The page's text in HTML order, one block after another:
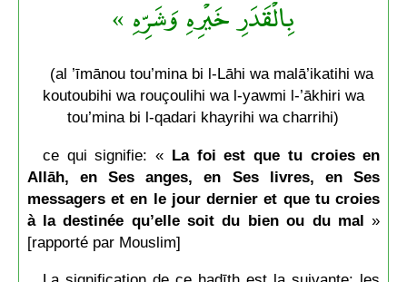
بِالْقَدَرِ خَيْرِهِ وَشَرِّهِ »
(al ’īmānou tou’mina bi l-Lāhi wa malā’ikatihi wa
koutoubihi wa rouçoulihi wa l-yawmi l-’ākhiri wa
tou’mina bi l-qadari khayrihi wa charrihi)
ce qui signifie: « La foi est que tu croies en
Allāh, en Ses anges, en Ses livres, en Ses
messagers et en le jour dernier et que tu croies
à la destinée qu’elle soit du bien ou du mal »
[rapporté par Mouslim]